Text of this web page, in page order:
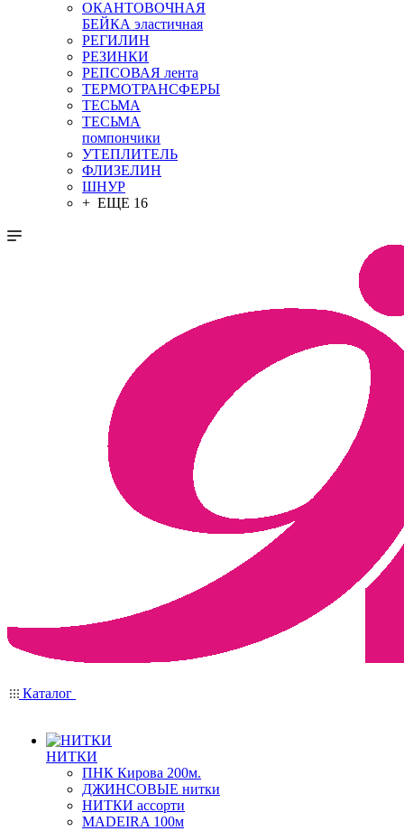
ОКАНТОВОЧНАЯ
БЕЙКА эластичная
РЕГИЛИН
РЕЗИНКИ
РЕПСОВАЯ лента
ТЕРМОТРАНСФЕРЫ
ТЕСЬМА
ТЕСЬМА
помпончики
УТЕПЛИТЕЛЬ
ФЛИЗЕЛИН
ШНУР
+ ЕЩЕ 16
Каталог
НИТКИ
ПНК Кирова 200м.
ДЖИНСОВЫЕ нитки
НИТКИ ассорти
MADEIRA 100м